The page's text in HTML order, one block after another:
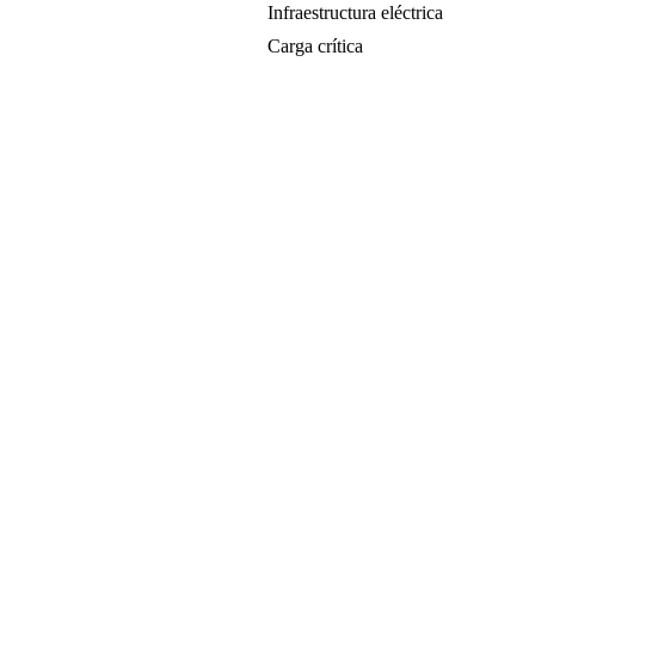
Infraestructura eléctrica
Carga crítica